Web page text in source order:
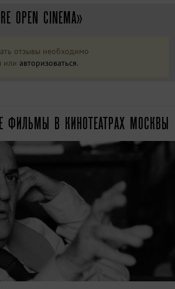
OPEN CINEMA»
отзывы необходимо
или авторизоваться.
ФИЛЬМЫ В КИНОТЕАТРАХ МОСКВЫ